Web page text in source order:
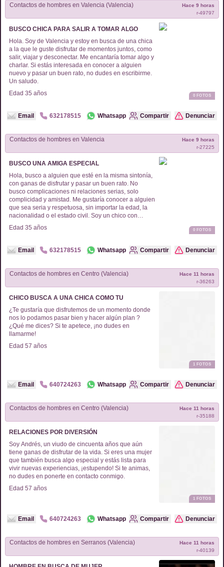
Contactos de hombres en Valencia (Valencia)
r-49797
Hace 9 horas
BUSCO CHICA PARA SALIR A TOMAR ALGO
Hola. Soy de Valencia y estoy en busca de una chica
a la que le guste disfrutar de momentos juntos, como
salir, viajar y desconectar. Me encantaría tomar algo y
charlar. Si estás interesada en conocer a alguien
nuevo y pasar un buen rato, no dudes en escribirme.
Un saludo.
Edad 35 años 0 FOTOS
Email 632178515 Whatsapp Compartir Denunciar
Contactos de hombres en Valencia
r-27225
Hace 9 horas
BUSCO UNA AMIGA ESPECIAL
Hola, busco a alguien que esté en la misma sintonía,
con ganas de disfrutar y pasar un buen rato. No
busco complicaciones ni relaciones serias, solo
complicidad y amistad. Me gustaría conocer a alguien
que sea seria y respetuosa, sin importar la edad, la
nacionalidad o el estado civil. Soy un chico con
ganas de vivir buenos momentos. Si te interesa, deja
tu forma de contacto. ¡Gracias!
Edad 35 años 0 FOTOS
Email 632178515 Whatsapp Compartir Denunciar
Contactos de hombres en Centro (Valencia)
r-36263
Hace 11 horas
CHICO BUSCA A UNA CHICA COMO TU
¿Te gustaría que disfrutemos de un momento donde
nos lo podamos pasar bien y hacer algún plan ?
¿Qué me dices? Si te apetece, ¡no dudes en
llamarme!
Edad 57 años
1 FOTOS
Email 640724263 Whatsapp Compartir Denunciar
Contactos de hombres en Centro (Valencia)
r-35188
Hace 11 horas
RELACIONES POR DIVERSIÓN
Soy Andrés, un viudo de cincuenta años que aún
tiene ganas de disfrutar de la vida. Si eres una mujer
que también busca algo especial y estás lista para
vivir nuevas experiencias, ¡estupendo! Si te animas,
no dudes en ponerte en contacto conmigo.
Edad 57 años
1 FOTOS
Email 640724263 Whatsapp Compartir Denunciar
Contactos de hombres en Serranos (Valencia)
r-40139
Hace 11 horas